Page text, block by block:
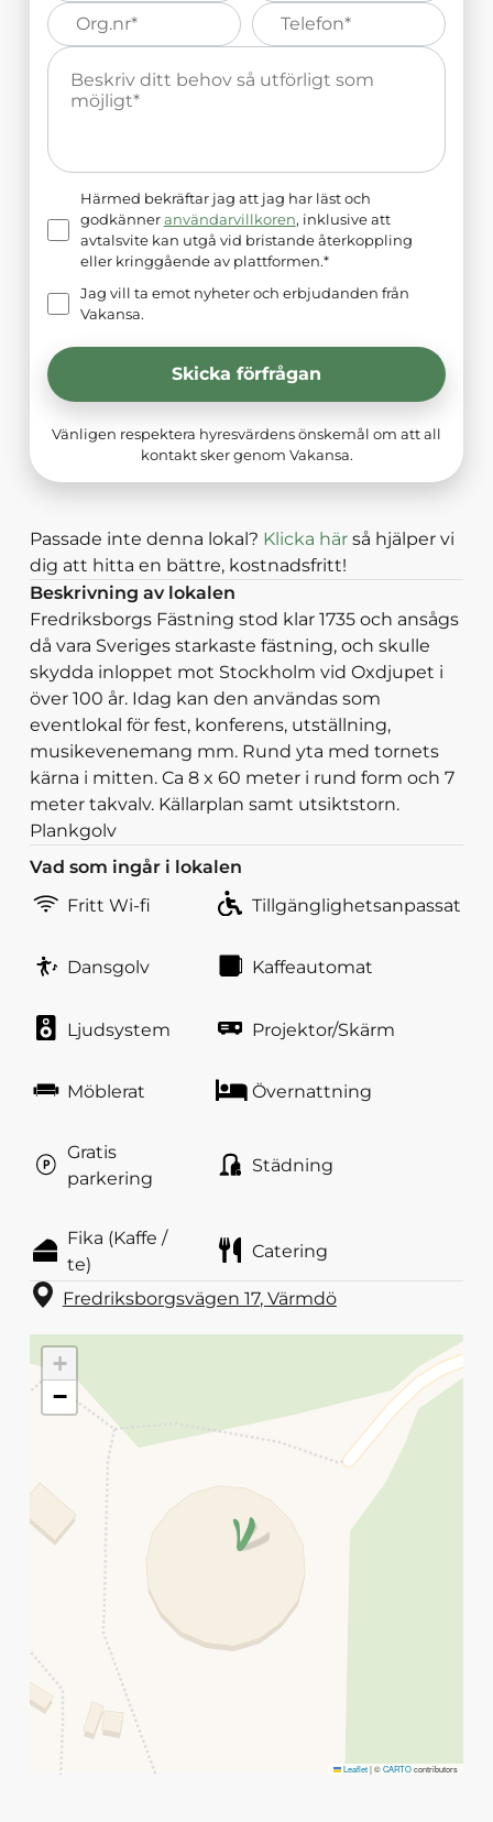
Organisations
nummer*
Telefonnummer*
Meddelande*
Härmed bekräftar jag att jag har läst och
godkänner användarvillkoren, inklusive att
avtalsvite kan utgå vid bristande återkoppling
eller kringgående av plattformen.*
Jag vill ta emot nyheter och erbjudanden från
Vakansa.
Skicka förfrågan
Vänligen respektera hyresvärdens önskemål om att all
kontakt sker genom Vakansa.
Passade inte denna lokal? Klicka här så hjälper vi
dig att hitta en bättre, kostnadsfritt!
Beskrivning av lokalen
Fredriksborgs Fästning stod klar 1735 och ansågs
då vara Sveriges starkaste fästning, och skulle
skydda inloppet mot Stockholm vid Oxdjupet i
över 100 år. Idag kan den användas som
eventlokal för fest, konferens, utställning,
musikevenemang mm. Rund yta med tornets
kärna i mitten. Ca 8 x 60 meter i rund form och 7
meter takvalv. Källarplan samt utsiktstorn.
Plankgolv
Vad som ingår i lokalen
Fritt Wi-fi
Tillgänglighetsanpassat
Dansgolv Kaffeautomat
Ljudsystem Projektor/Skärm
Möblerat Övernattning
Gratis
parkering
Städning
Fika (Kaffe /
te)
Catering
Fredriksborgsvägen 17, Värmdö
+
−
Leaflet|©CARTOcontributors